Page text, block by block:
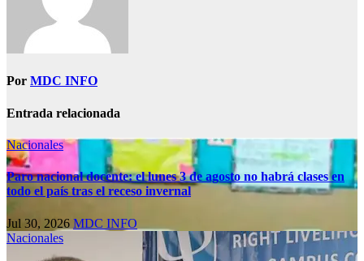
Por MDC INFO
Entrada relacionada
Nacionales
Paro nacional docente: el lunes 3 de agosto no habrá clases en
todo el país tras el receso invernal
Jul 30, 2026 MDC INFO
Nacionales